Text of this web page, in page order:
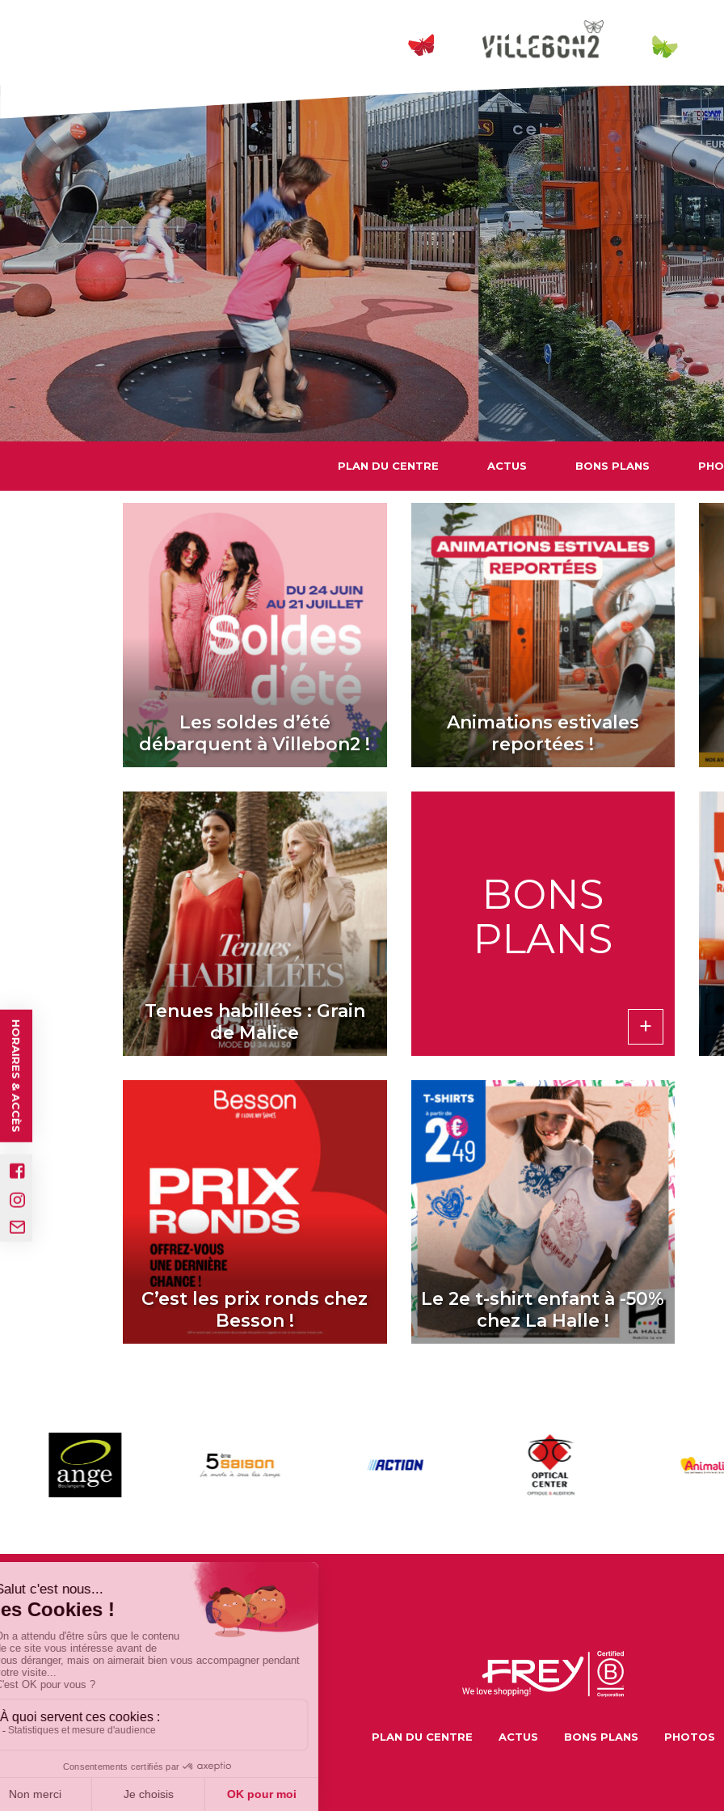
PLAN DU CENTRE ACTUS BONS PLANS
Les soldes d’été
débarquent à Villebon2 !
Animations estivales
reportées !
Tenues habillées : Grain
de Malice
BONS
PLANS
C’est les prix ronds chez
Besson !
Le 2e t-shirt enfant à -50%
chez La Halle !
HORAIRES & ACCÈS
PLAN DU CENTRE ACTUS BONS PLANS PHOTOS